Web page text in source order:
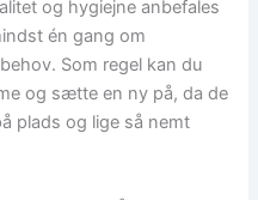
og hygiejne anbefales
én gang om
Som regel kan du
og sætte en ny på, da de
plads og lige så nemt